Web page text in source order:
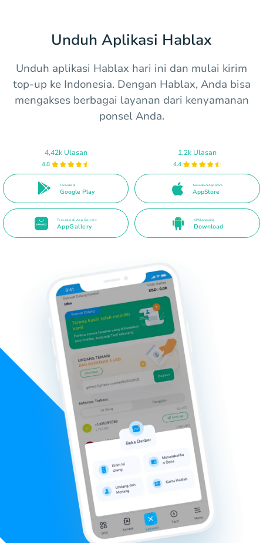
Unduh Aplikasi Hablax
Unduh aplikasi Hablax hari ini dan mulai kirim
top-up ke Indonesia. Dengan Hablax, Anda bisa
mengakses berbagai layanan dari kenyamanan
ponsel Anda.
4,42k Ulasan
4.8
Tersedia di
Google Play
1,2k Ulasan
4.4
Tersedia di App Store
AppStore
Tersedia di App Gallery
AppGallery
APK Langsung
Download